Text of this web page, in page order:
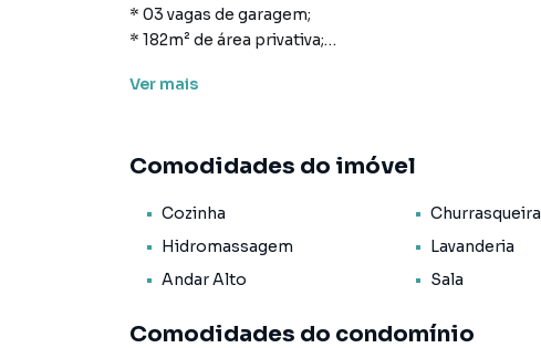
* 03 vagas de garagem;
* 182m² de área privativa;
* Cozinha;
* Living para sala de estar e de jantar;
* Infraestrutura para água quente;
* Espera para split;
* Acabamento em gesso;
Ver mais
Comodidades do imóvel
Cozinha Churrasqueira
Hidromassagem
Lavanderia
Andar Alto
Sala
Comodidades do condomínio